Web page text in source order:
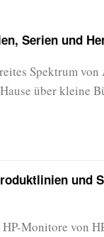
Serien und
Spektrum von
über kleine
und
Monitore von